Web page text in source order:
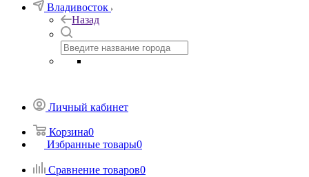
Владивосток
Назад
Личный кабинет
Корзина0
Избранные товары0
Сравнение товаров0